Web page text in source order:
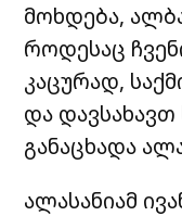
მოხდება,
როდესაც
კაცურად,
და დავსახავთ
განაცხადა
ალასანიამ